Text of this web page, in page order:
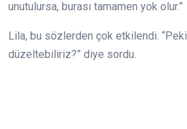
unutulursa, burası tamamen yok olur.”
Lila, bu sözlerden çok etkilendi.
düzeltebiliriz?” diye sordu.